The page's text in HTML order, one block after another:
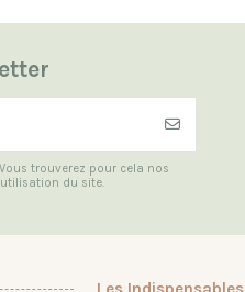
trouverez pour cela nos
du site.